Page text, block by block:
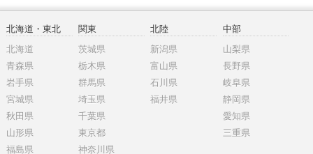
北海道・東北
北海道
青森県
岩手県
宮城県
秋田県
山形県
福島県
関東
茨城県
栃木県
群馬県
埼玉県
千葉県
東京都
神奈川県
北陸
新潟県
富山県
石川県
福井県
中部
山梨県
長野県
岐阜県
静岡県
愛知県
三重県